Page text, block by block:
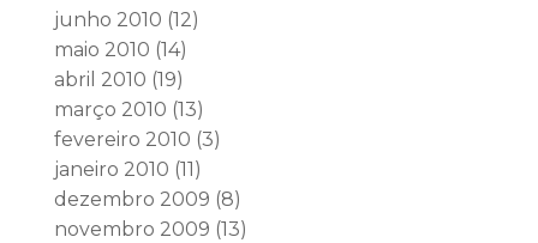
junho 2010 (12)
maio 2010 (14)
abril 2010 (19)
março 2010 (13)
fevereiro 2010 (3)
janeiro 2010 (11)
dezembro 2009 (8)
novembro 2009 (13)